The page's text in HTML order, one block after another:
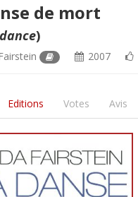
de mort
)
2007
Editions Votes Avis